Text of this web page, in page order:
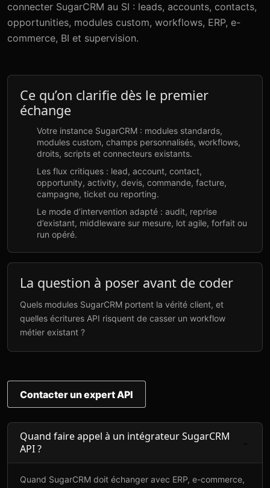
connecter SugarCRM au SI : leads, accounts, contacts,
opportunities, modules custom, workflows, ERP, e-
commerce, BI et supervision.
Ce qu’on clarifie dès le premier
échange
Votre instance SugarCRM : modules standards,
modules custom, champs personnalisés, workflows,
droits, scripts et connecteurs existants.
Les flux critiques : lead, account, contact,
opportunity, activity, devis, commande, facture,
campagne, ticket ou reporting.
Le mode d’intervention adapté : audit, reprise
d’existant, middleware sur mesure, lot agile, forfait ou
run opéré.
La question à poser avant de coder
Quels modules SugarCRM portent la vérité client, et
quelles écritures API risquent de casser un workflow
métier existant ?
Contacter un expert API
Quand faire appel à un intégrateur SugarCRM
API ?
Quand SugarCRM doit échanger avec ERP, e-commerce,